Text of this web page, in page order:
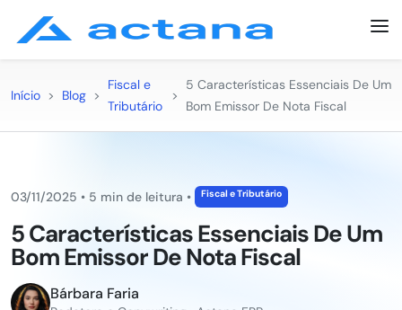
Início > Blog >
Fiscal e
Tributário
>
5 Características Essenciais De Um
Bom Emissor De Nota Fiscal
03/11/2025 • 5 min de leitura • Fiscal e Tributário
5 Características Essenciais De Um
Bom Emissor De Nota Fiscal
Bárbara Faria